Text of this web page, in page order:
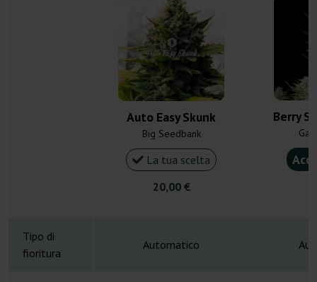
Auto Easy Skunk
Big Seedbank
La tua scelta
20,00 €
Berry
Tipo di
fioritura
Automatico